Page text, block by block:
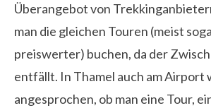
Überangebot von
man die gleichen Touren (meist
preiswerter) buchen, da der
entfällt. In Thamel auch am Airport
angesprochen, ob man eine Tour,